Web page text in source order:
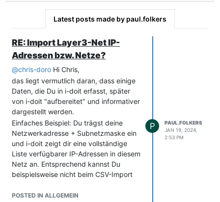
Latest posts made by paul.folkers
RE: Import Layer3-Net IP-
Adressen bzw. Netze?
@chris-doro Hi Chris,
das liegt vermutlich daran, dass einige
Daten, die Du in i-doit erfasst, später
von i-doit "aufbereitet" und informativer
dargestellt werden.
Einfaches Beispiel: Du trägst deine
Netzwerkadresse + Subnetzmaske ein
und i-doit zeigt dir eine vollständige
Liste verfügbarer IP-Adressen in diesem
Netz an. Entsprechend kannst Du
beispielsweise nicht beim CSV-Import
importieren.
POSTED IN ALLGEMEIN
P
PAUL.FOLKERS
JAN 19, 2024,
2:53 PM